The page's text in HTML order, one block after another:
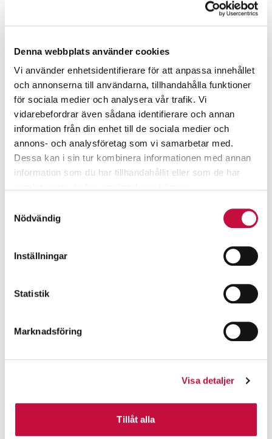
Denna webbplats använder cookies
Vi använder enhetsidentifierare för att anpassa innehållet
och annonserna till användarna, tillhandahålla funktioner
för sociala medier och analysera vår trafik. Vi
vidarebefordrar även sådana identifierare och annan
information från din enhet till de sociala medier och
annons- och analysföretag som vi samarbetar med.
Dessa kan i sin tur kombinera informationen med annan
information som du har tillhandahållit eller som de har
Nödvändig
Inställningar
Statistik
Marknadsföring
Visa detaljer
Tillåt alla